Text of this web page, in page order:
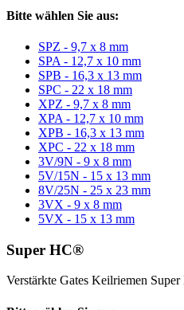
Bitte wählen Sie aus:
SPZ - 9,7 x 8 mm
SPA - 12,7 x 10 mm
SPB - 16,3 x 13 mm
SPC - 22 x 18 mm
XPZ - 9,7 x 8 mm
XPA - 12,7 x 10 mm
XPB - 16,3 x 13 mm
XPC - 22 x 18 mm
3V/9N - 9 x 8 mm
5V/15N - 15 x 13 mm
8V/25N - 25 x 23 mm
3VX - 9 x 8 mm
5VX - 15 x 13 mm
Super HC®
Verstärkte Gates Keilriemen